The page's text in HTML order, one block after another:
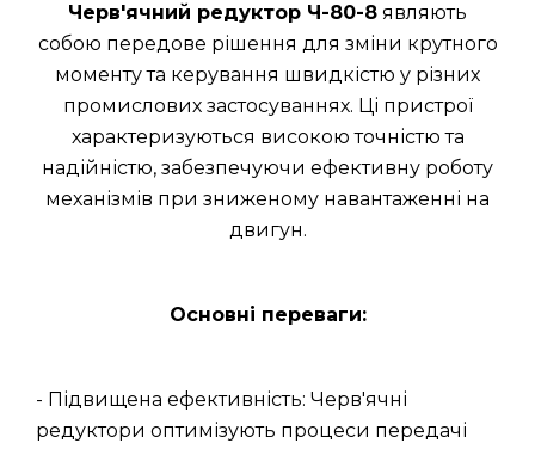
Черв'ячний редуктор Ч-80-8 являють
собою передове рішення для зміни крутного
моменту та керування швидкістю у різних
промислових застосуваннях. Ці пристрої
характеризуються високою точністю та
надійністю, забезпечуючи ефективну роботу
механізмів при зниженому навантаженні на
двигун.
Основні переваги:
- Підвищена ефективність: Черв'ячні
редуктори оптимізують процеси передачі